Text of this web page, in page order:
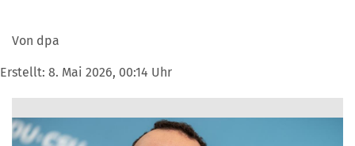
Von dpa
Erstellt: 8. Mai 2026, 00:14 Uhr